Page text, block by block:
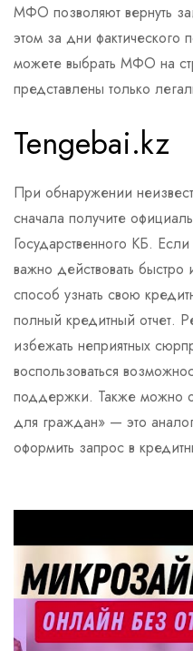
МФО позволяют вернуть
этом за дни фактического
можете выбрать МФО на
представлены только
Tengebai.kz
При обнаружении
сначала получите
Государственного КБ.
важно действовать
способ узнать свою
полный кредитный отчет.
избежать неприятных
воспользоваться
поддержки. Также можно
для граждан» — это
оформить запрос в